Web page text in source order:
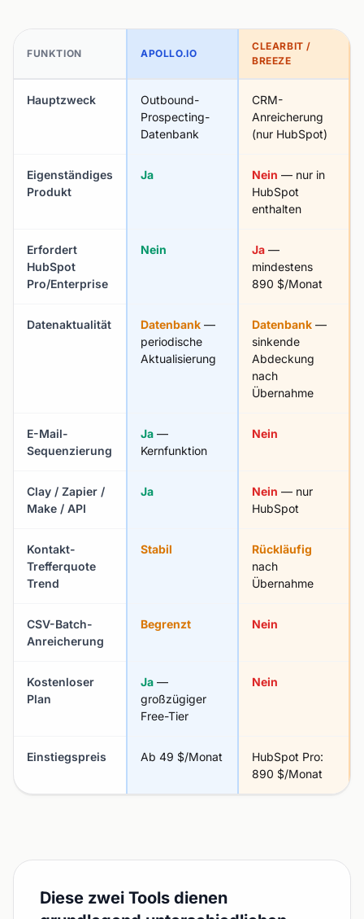
FUNKTION APOLLO.IO
CLEARBIT /
BREEZE
Hauptzweck
Outbound-
Prospecting-
Datenbank
CRM-
Anreicherung
(nur HubSpot)
Eigenständiges
Produkt
Ja Nein — nur in
HubSpot
enthalten
Erfordert
HubSpot
Pro/Enterprise
Nein Ja —
mindestens
890 $/Monat
Datenaktualität Datenbank —
periodische
Aktualisierung
Datenbank —
sinkende
Abdeckung
nach
Übernahme
E-Mail-
Sequenzierung
Ja —
Kernfunktion
Nein
Clay / Zapier /
Make / API
Ja Nein — nur
HubSpot
Kontakt-
Trefferquote
Trend
Stabil
Rückläufig
nach
Übernahme
CSV-Batch-
Anreicherung
Begrenzt Nein
Kostenloser
Plan
Ja —
großzügiger
Free-Tier
Nein
Einstiegspreis Ab 49 $/Monat
HubSpot Pro:
890 $/Monat
Diese zwei Tools dienen